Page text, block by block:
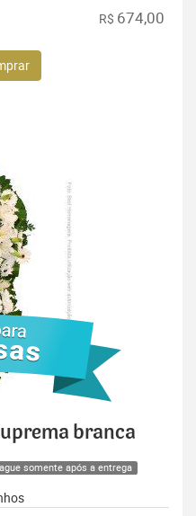
R$ 674,00
branca
somente após a entrega